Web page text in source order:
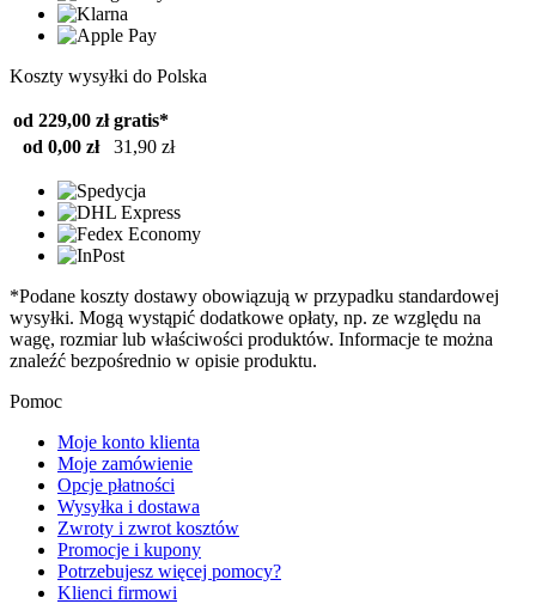
Koszty wysyłki do Polska
od 229,00 zł gratis*
od 0,00 zł
31,90 zł
*Podane koszty dostawy obowiązują w przypadku standardowej
wysyłki. Mogą wystąpić dodatkowe opłaty, np. ze względu na
wagę, rozmiar lub właściwości produktów. Informacje te można
znaleźć bezpośrednio w opisie produktu.
Pomoc
Moje konto klienta
Moje zamówienie
Opcje płatności
Wysyłka i dostawa
Zwroty i zwrot kosztów
Promocje i kupony
Potrzebujesz więcej pomocy?
Klienci firmowi